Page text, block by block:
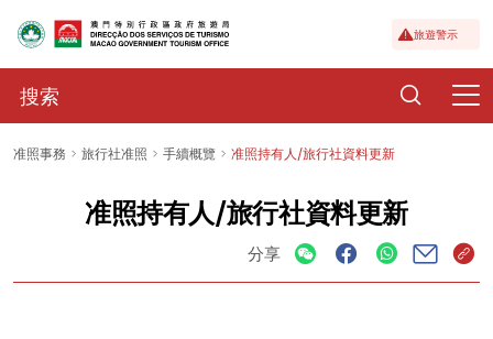
旅遊警示
准照事務 旅行社准照 手續概覽 准照持有人/旅行社資料更新
准照持有人/旅行社資料更新
分享